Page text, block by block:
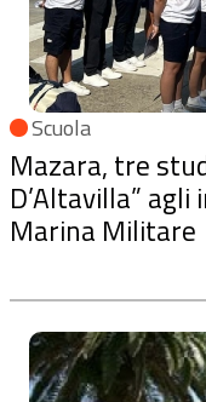
Scuola
Mazara, tre
D’Altavilla”
Marina Militare